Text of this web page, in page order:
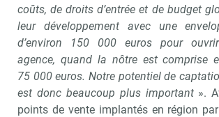
coûts, de droits d’entrée et de budget
leur développement avec une
d’environ 150 000 euros pour
agence, quand la nôtre est comprise
75 000 euros. Notre potentiel de
est donc beaucoup plus important».
points de vente implantés en région